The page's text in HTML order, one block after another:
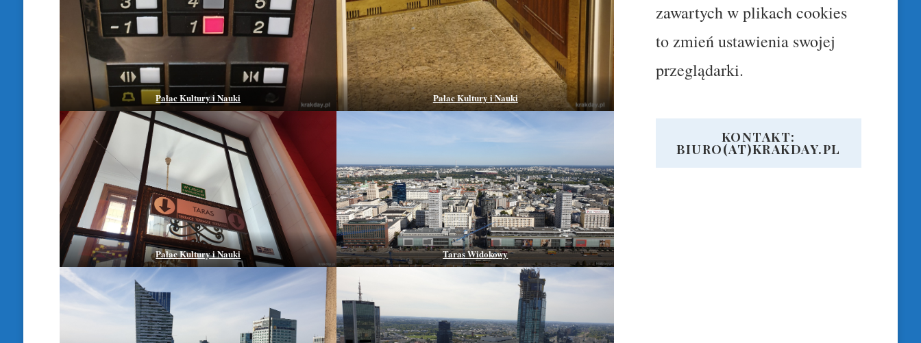
Pałac Kultury i Nauki Pałac Kultury i Nauki
Pałac Kultury i Nauki Taras Widokowy
zawartych w plikach cookies
to zmień ustawienia swojej
przeglądarki.
KONTAKT:
BIURO(AT)KRAKDAY.PL